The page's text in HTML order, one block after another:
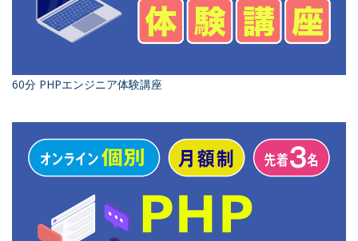
60分 PHPエンジニア体験講座